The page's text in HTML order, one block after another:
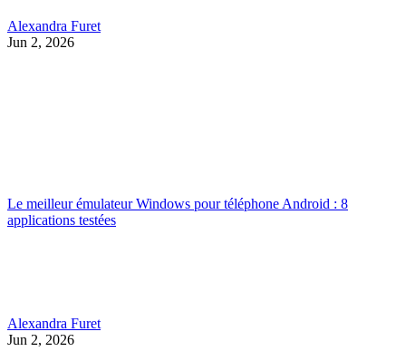
Alexandra Furet
Jun 2, 2026
Le meilleur émulateur Windows pour téléphone Android : 8
applications testées
Alexandra Furet
Jun 2, 2026